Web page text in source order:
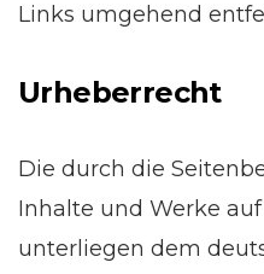
Links umgehend
Urheberrecht
Die durch die
Inhalte und Werke
unterliegen dem